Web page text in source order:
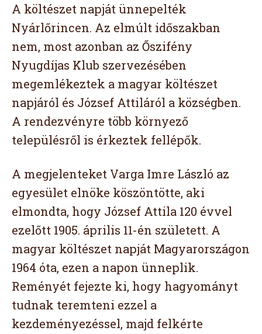
A költészet napját ünnepelték
Nyárlőrincen. Az elmúlt időszakban
nem, most azonban az Őszifény
Nyugdíjas Klub szervezésében
megemlékeztek a magyar költészet
napjáról és József Attiláról a községben.
A rendezvényre több környező
településről is érkeztek fellépők.
A megjelenteket Varga Imre László az
egyesület elnöke köszöntötte, aki
elmondta, hogy József Attila 120 évvel
ezelőtt 1905. április 11-én született. A
magyar költészet napját Magyarországon
1964 óta, ezen a napon ünneplik.
Reményét fejezte ki, hogy hagyományt
tudnak teremteni ezzel a
kezdeményezéssel, majd felkérte